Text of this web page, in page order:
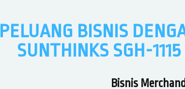
Bisnis
PELUANG BISNIS
SUNTHINKS SGH-1115